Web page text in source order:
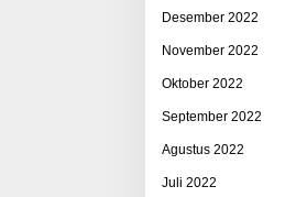
Desember 2022
November 2022
Oktober 2022
September 2022
Agustus 2022
Juli 2022